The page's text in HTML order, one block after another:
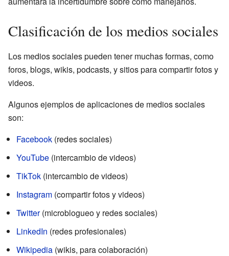
Clasificación de los medios sociales
Los medios sociales pueden tener muchas formas, como
foros, blogs, wikis, podcasts, y sitios para compartir fotos y
videos.
Algunos ejemplos de aplicaciones de medios sociales
son:
Facebook (redes sociales)
YouTube (intercambio de videos)
TikTok (intercambio de videos)
Instagram (compartir fotos y videos)
Twitter(microblogueo y redes sociales)
LinkedIn (redes profesionales)
Wikipedia (wikis, para colaboración)